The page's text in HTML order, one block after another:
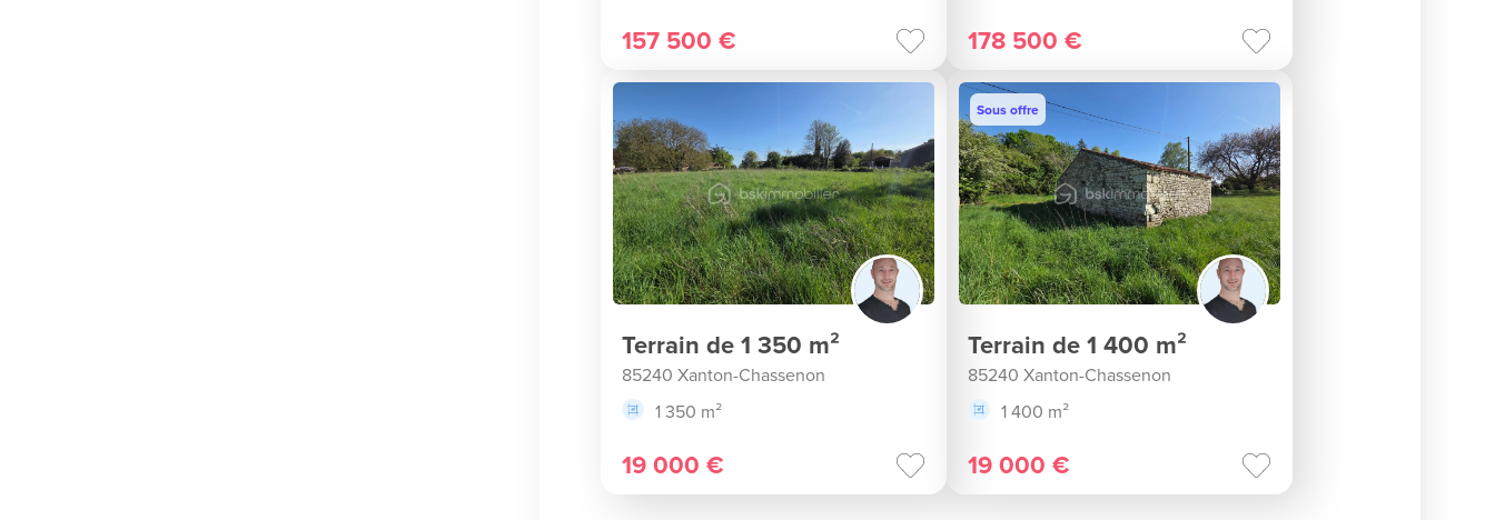
157 500 € 178 500 €
Terrain de 1 350 m²
85240 Xanton-Chassenon
1 350 m²
19 000 €
Sous offre
Terrain de 1 400 m²
85240 Xanton-Chassenon
1 400 m²
19 000 €